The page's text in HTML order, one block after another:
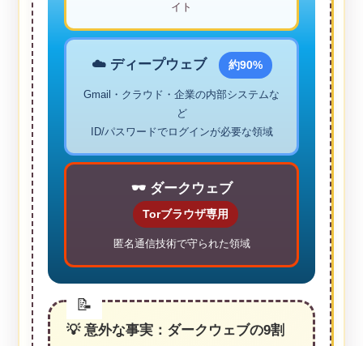
イト
☁️ ディープウェブ 約90%
Gmail・クラウド・企業の内部システムな
ど
ID/パスワードでログインが必要な領域
🕶️ ダークウェブ
Torブラウザ専用
匿名通信技術で守られた領域
💡 意外な事実：ダークウェブの9割